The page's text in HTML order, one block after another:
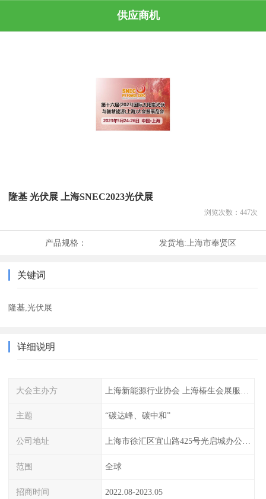
供应商机
隆基 光伏展 上海SNEC2023光伏展
浏览次数： 447次
产品规格： 发货地:上海市奉贤区
关键词
隆基,光伏展
详细说明
大会主办方
主题 “碳达峰、碳中和”
公司地址 上海市徐汇区宜山路425号光启城办公楼905-907室
范围 全球
招商时间 2022.08-2023.05